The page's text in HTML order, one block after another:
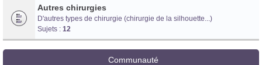
Autres chirurgies
D'autres types de chirurgie (chirurgie de la silhouette...)
Sujets : 12
Communauté